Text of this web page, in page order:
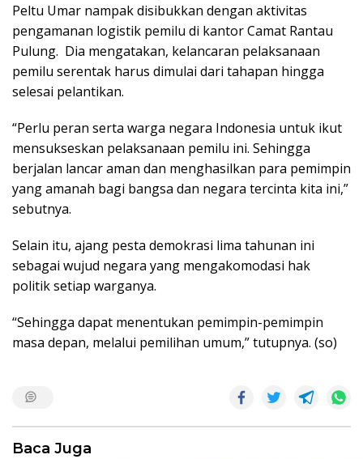
Peltu Umar nampak disibukkan dengan aktivitas
pengamanan logistik pemilu di kantor Camat Rantau
Pulung. Dia mengatakan, kelancaran pelaksanaan
pemilu serentak harus dimulai dari tahapan hingga
selesai pelantikan.
“Perlu peran serta warga negara Indonesia untuk ikut
mensukseskan pelaksanaan pemilu ini. Sehingga
berjalan lancar aman dan menghasilkan para pemimpin
yang amanah bagi bangsa dan negara tercinta kita ini,”
sebutnya.
Selain itu, ajang pesta demokrasi lima tahunan ini
sebagai wujud negara yang mengakomodasi hak
politik setiap warganya.
“Sehingga dapat menentukan pemimpin-pemimpin
masa depan, melalui pemilihan umum,” tutupnya. (so)
Baca Juga